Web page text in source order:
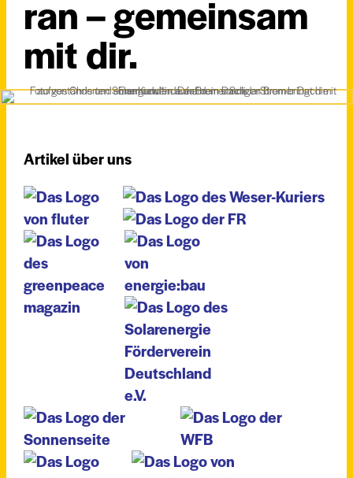
ran – ge­mein­sam
mit dir.
Artikel über uns